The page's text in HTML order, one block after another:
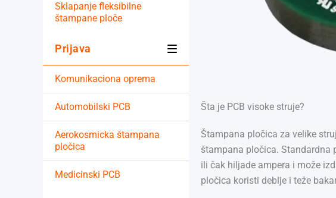
Sklapanje fleksibilne
štampane ploče
Prijava
Komunikaciona oprema
Automobilski PCB
Aerokosmicka štampana
pločica
Medicinski PCB
Šta je PCB visoke struje?
Štampana pločica za velike
štampana pločica. Standardna
ili čak hiljade ampera i može
pločica koristi deblje i teže